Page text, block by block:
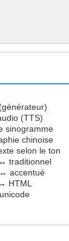
(TTS)
sinogramme
chinoise
selon le ton
traditionnel
accentué
HTML